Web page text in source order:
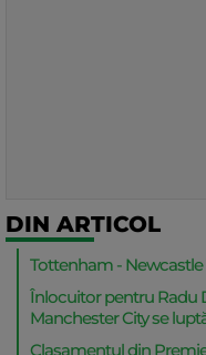
DIN ARTICOL
Tottenham - Newcastle
Înlocuitor pentru Radu
Manchester City se
Clasamentul din